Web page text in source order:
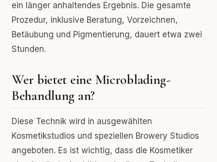
ein länger anhaltendes Ergebnis. Die gesamte
Prozedur, inklusive Beratung, Vorzeichnen,
Betäubung und Pigmentierung, dauert etwa zwei
Stunden.
Wer bietet eine Microblading-
Behandlung an?
Diese Technik wird in ausgewählten
Kosmetikstudios und speziellen Browery Studios
angeboten. Es ist wichtig, dass die Kosmetiker